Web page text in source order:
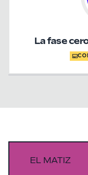
La fase
EL MATIZ